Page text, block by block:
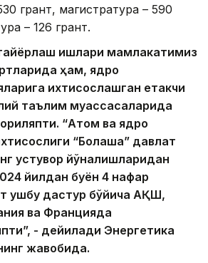
грант, магистратура – 590
– 126 грант.
ишлари мамлакатимиз
ҳам, ядро
ихтисослашган етакчи
таълим муассасаларида
“Атом ва ядро
“Болашақ” давлат
устувор йўналишларидан
йилдан буён 4 нафар
ушбу дастур бўйича АҚШ,
ва Францияда
- дейилади Энергетика
жавобида.